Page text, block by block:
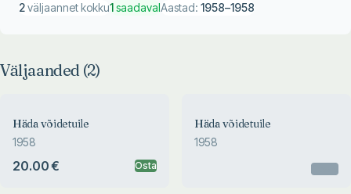
2väljaannet kokku1saadavalAastad: 1958–1958
Väljaanded (2)
Häda võidetuile
1958
20.00 € Osta
Häda võidetuile
1958